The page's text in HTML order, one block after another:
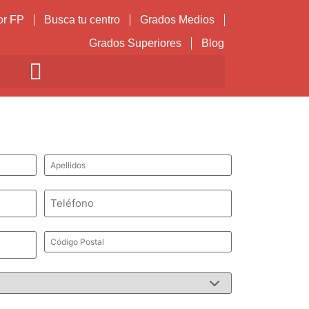
FP Busca tu centro
Grados Medios
Grados Superiores
Blog
Apellidos
*
Teléfono
Código
Postal